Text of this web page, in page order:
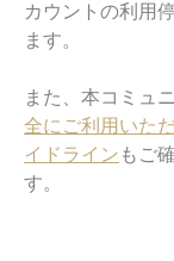
カウントの利用
ます。
また、本コミュ
全にご利用いた
イドライン もご
す。